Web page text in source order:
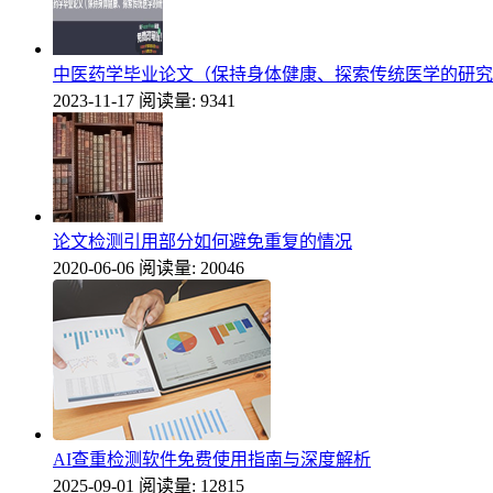
中医药学毕业论文（保持身体健康、探索传统医学的研
2023-11-17 阅读量: 9341
论文检测引用部分如何避免重复的情况
2020-06-06 阅读量: 20046
AI查重检测软件免费使用指南与深度解析
2025-09-01 阅读量: 12815